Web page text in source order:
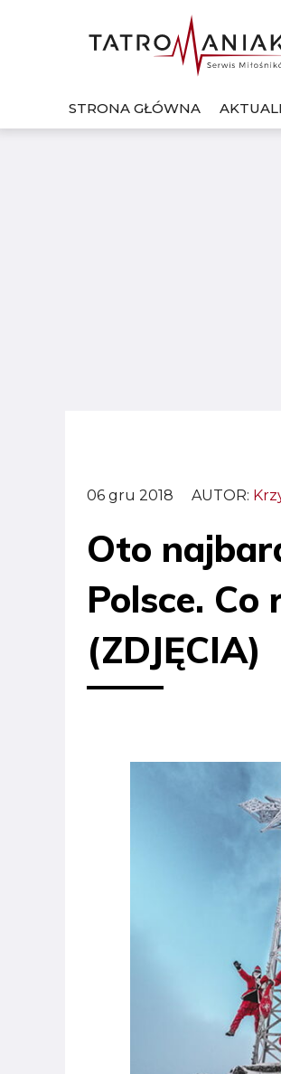
STRONA GŁÓWNA
06 gru 2018 AUTOR:
Oto
Polsce.
(ZDJĘCIA)